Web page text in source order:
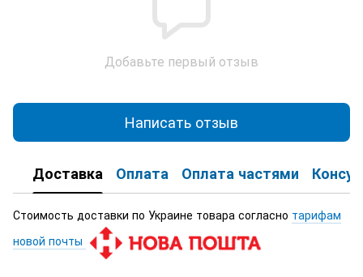
Добавьте первый отзыв
Написать отзыв
Доставка Оплата Оплата частями
Стоимость доставки по Украине товара согласно тарифам
новой почты